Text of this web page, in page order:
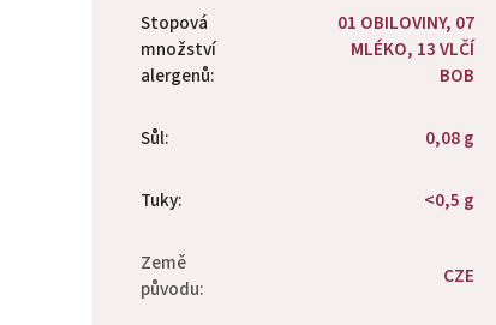
Stopová
množství
alergenů:
01 OBILOVINY, 07
MLÉKO, 13 VLČÍ
BOB
Sůl: 0,08 g
Tuky: <0,5 g
Země
původu: CZE